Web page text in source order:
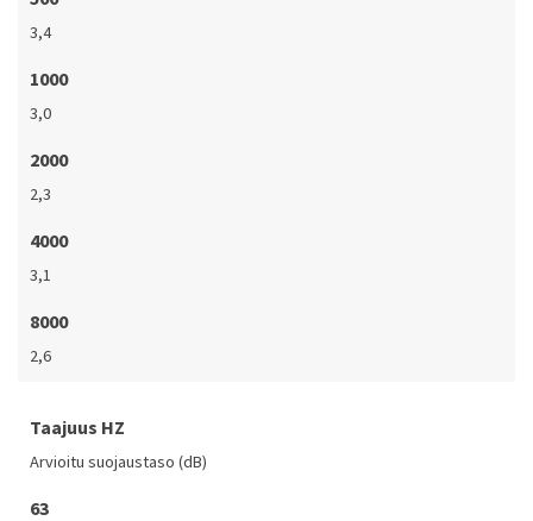
3,4
1000
3,0
2000
2,3
4000
3,1
8000
2,6
Taajuus HZ
Arvioitu suojaustaso (dB)
63